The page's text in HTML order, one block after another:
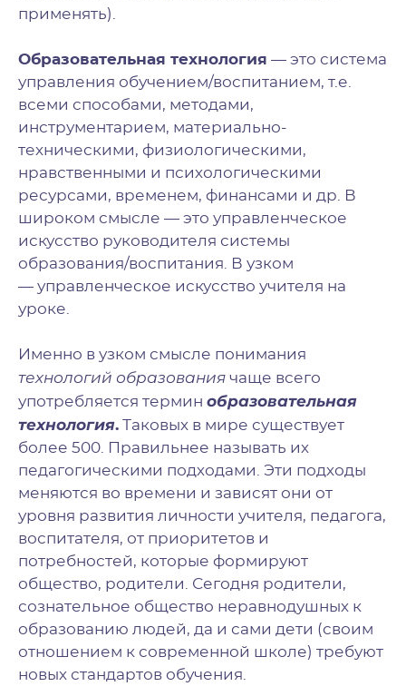
применять).
Образовательная технология — это система
управления обучением/воспитанием, т.е.
всеми способами, методами,
инструментарием, материально-
техническими, физиологическими,
нравственными и психологическими
ресурсами, временем, финансами и др. В
широком смысле — это управленческое
искусство руководителя системы
образования/воспитания. В узком
— управленческое искусство учителя на
уроке.
Именно в узком смысле понимания
технологий образования чаще всего
употребляется термин образовательная
технология. Таковых в мире существует
более 500. Правильнее называть их
педагогическими подходами. Эти подходы
меняются во времени и зависят они от
уровня развития личности учителя, педагога,
воспитателя, от приоритетов и
потребностей, которые формируют
общество, родители. Сегодня родители,
сознательное общество неравнодушных к
образованию людей, да и сами дети (своим
отношением к современной школе) требуют
новых стандартов обучения.